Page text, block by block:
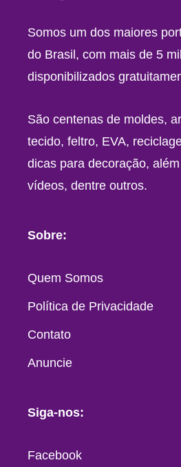
Somos um dos maiores
do Brasil, com mais de 5
disponibilizados
São centenas de moldes,
tecido, feltro, EVA,
dicas para decoração,
vídeos, dentre outros.
Sobre:
Quem Somos
Política de Privacidade
Contato
Anuncie
Siga-nos:
Facebook